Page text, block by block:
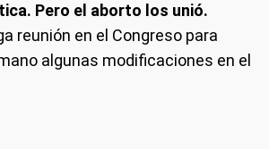
Pero el aborto los unió.
reunión en el Congreso para
algunas modificaciones en el